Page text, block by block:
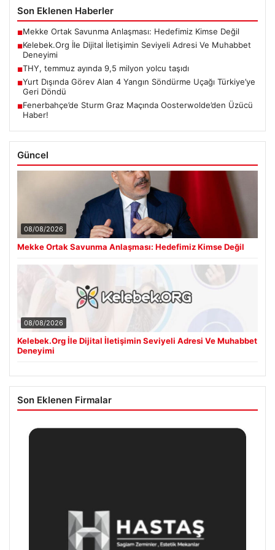
Son Eklenen Haberler
■Mekke Ortak Savunma Anlaşması: Hedefimiz Kimse Değil
■Kelebek.Org İle Dijital İletişimin Seviyeli Adresi Ve Muhabbet
Deneyimi
■THY, temmuz ayında 9,5 milyon yolcu taşıdı
■Yurt Dışında Görev Alan 4 Yangın Söndürme Uçağı Türkiye’ye
Geri Döndü
■Fenerbahçe’de Sturm Graz Maçında Oosterwolde’den Üzücü
Haber!
Güncel
08/08/2026
Mekke Ortak Savunma Anlaşması: Hedefimiz Kimse Değil
08/08/2026
Kelebek.Org İle Dijital İletişimin Seviyeli Adresi Ve Muhabbet
Deneyimi
Son Eklenen Firmalar